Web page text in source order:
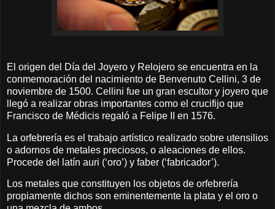
El origen del Día del Joyero y Relojero se encuentra en la
conmemoración del nacimiento de Benvenuto Cellini, 3 de
noviembre de 1500. Cellini fue un gran escultor y joyero que
llegó a realizar obras importantes como el crucifijo que
Francisco de Médicis regaló a Felipe II en 1576.
La orfebrería es el trabajo artístico realizado sobre utensilios
o adornos de metales preciosos, o aleaciones de ellos.
Procede del latín auri (‘oro’) y faber (‘fabricador’).
Los metales que constituyen los objetos de orfebrería
propiamente dichos son eminentemente la plata y el oro o